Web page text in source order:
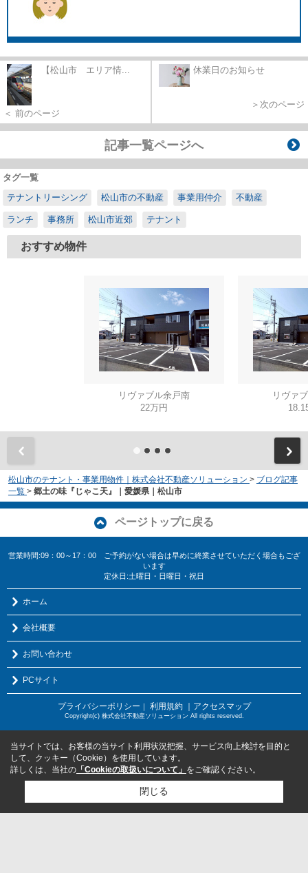
【松山市 エリア情...
＜ 前のページ
休業日のお知らせ
＞次のページ
記事一覧ページへ
タグ一覧
テナントリーシング
松山市の不動産 事業用仲介 不動産
ランチ 事務所 松山市近郊 テナント
おすすめ物件
リヴァブル余戸南
22万円
リヴァ
松山市のテナント・事業用物件｜株式会社不動産ソリューション > ブログ記事
一覧 > 郷土の味『じゃこ天』｜愛媛県｜松山市
ページトップに戻る
営業時間:09：00～17：00 ご予約がない場合は早めに終業させていただく場合もござ
います
定休日:土曜日・日曜日・祝日
ホーム
会社概要
お問い合わせ
PCサイト
プライバシーポリシー ｜ 利用規約 ｜アクセスマップ
Copyright(c) 株式会社不動産ソリューション All rights reserved.
当サイトでは、お客様の当サイト利用状況把握、サービス向上検討を目的と
して、クッキー（Cookie）を使用しています。
詳しくは、当社の 「Cookieの取扱いについて」 をご確認ください。
閉じる